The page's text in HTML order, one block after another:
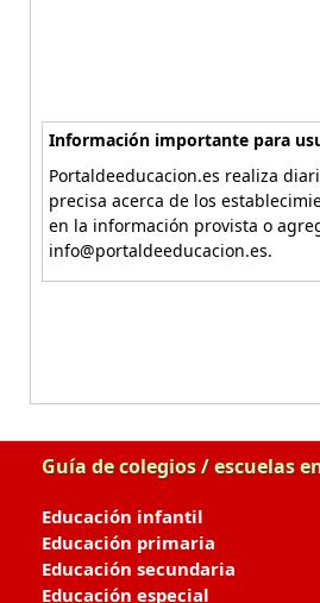
Información importante para
Portaldeeducacion.es realiza
precisa acerca de los
en la información provista o
info@portaldeeducacion.es.
Guía de colegios / escuelas
Educación infantil
Educación primaria
Educación secundaria
Educación especial